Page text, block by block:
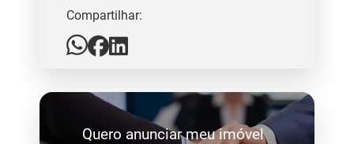
Compartilhar:
Quero anunciar meu imóvel